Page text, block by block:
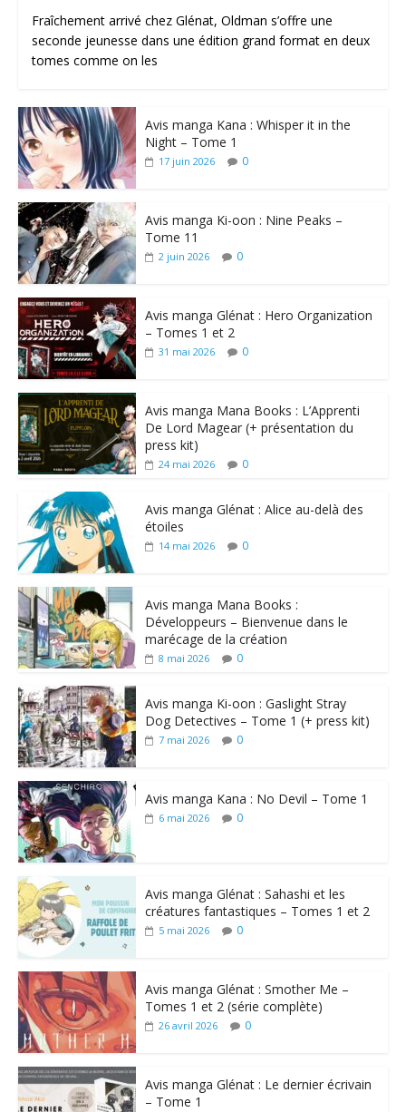
Fraîchement arrivé chez Glénat, Oldman s’offre une
seconde jeunesse dans une édition grand format en deux
tomes comme on les
Avis manga Kana : Whisper it in the
Night – Tome 1
17 juin 2026 0
Avis manga Ki-oon : Nine Peaks –
Tome 11
2 juin 2026 0
Avis manga Glénat : Hero Organization
– Tomes 1 et 2
31 mai 2026 0
Avis manga Mana Books : L’Apprenti
De Lord Magear (+ présentation du
press kit)
24 mai 2026 0
Avis manga Glénat : Alice au-delà des
étoiles
14 mai 2026 0
Avis manga Mana Books :
Développeurs – Bienvenue dans le
marécage de la création
8 mai 2026 0
Avis manga Ki-oon : Gaslight Stray
Dog Detectives – Tome 1 (+ press kit)
7 mai 2026 0
Avis manga Kana : No Devil – Tome 1
6 mai 2026 0
Avis manga Glénat : Sahashi et les
créatures fantastiques – Tomes 1 et 2
5 mai 2026 0
Avis manga Glénat : Smother Me –
Tomes 1 et 2 (série complète)
26 avril 2026 0
Avis manga Glénat : Le dernier écrivain
– Tome 1